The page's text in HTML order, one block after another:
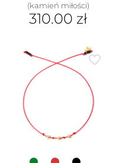
(kamień miłości)
310.00 zł
produkt
ma
wiele
wariantów.
stronie